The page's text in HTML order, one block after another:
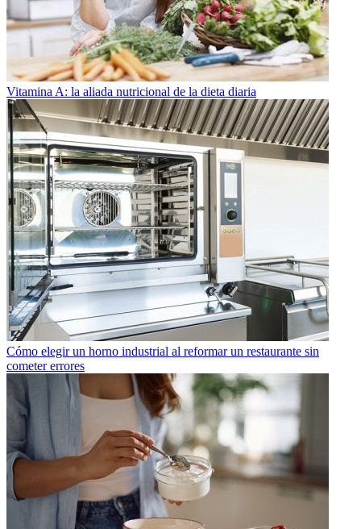
Vitamina A: la aliada nutricional de la dieta diaria
Cómo elegir un horno industrial al reformar un restaurante sin
cometer errores